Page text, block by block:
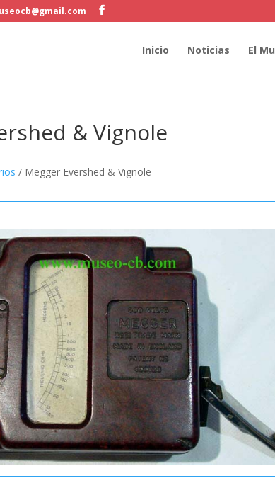
Inicio Noticias El
& Vignole
/ Megger Evershed & Vignole